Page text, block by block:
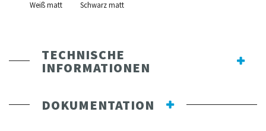
Weiß matt Schwarz matt
TECHNISCHE
INFORMATIONEN
DOKUMENTATION